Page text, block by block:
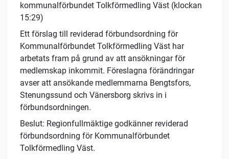
kommunalförbundet Tolkförmedling Väst (klockan
15:29)
Ett förslag till reviderad förbundsordning för
Kommunalförbundet Tolkförmedling Väst har
arbetats fram på grund av att ansökningar för
medlemskap inkommit. Föreslagna förändringar
avser att ansökande medlemmarna Bengtsfors,
Stenungssund och Vänersborg skrivs in i
förbundsordningen.
Beslut: Regionfullmäktige godkänner reviderad
förbundsordning för Kommunalförbundet
Tolkförmedling Väst.